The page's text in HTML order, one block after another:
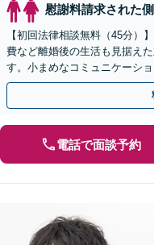
慰謝料請求された側
【初回法律相談無料（45分）
費など離婚後の生活も見据え
す。小まめなコミュニケーシ
【休日夜間対応】
電話で面談予約